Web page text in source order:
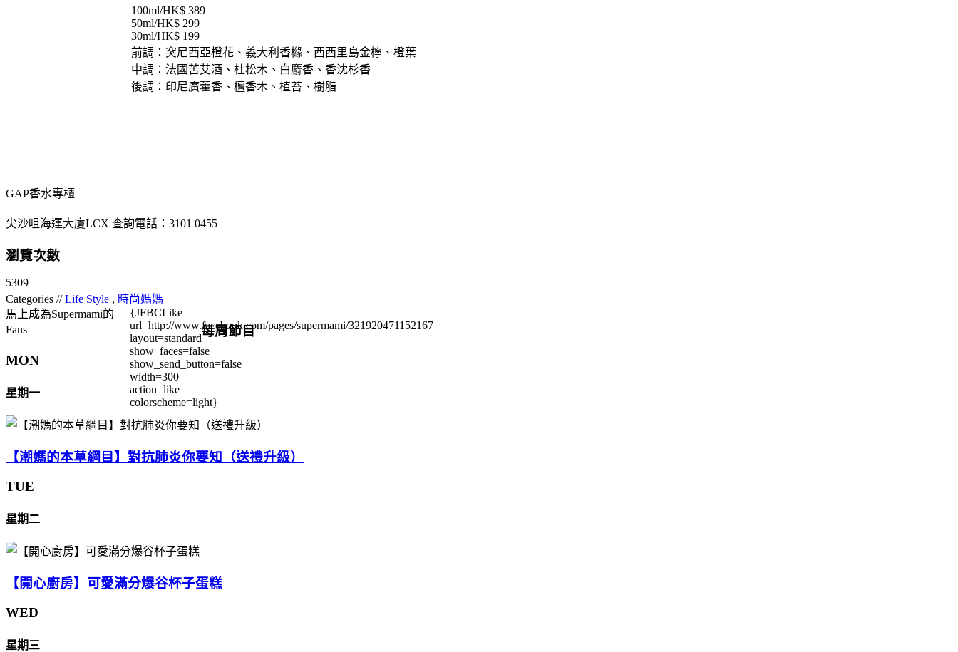
100ml/HK$ 389
50ml/HK$ 299
30ml/HK$ 199
前調：突尼西亞橙花、義大利香櫞、西西里島金檸、橙葉
中調：法國苦艾酒、杜松木、白麝香、香沈杉香
後調：印尼廣藿香、檀香木、植苔、樹脂
GAP香水專櫃
尖沙咀海運大廈LCX 查詢電話：3101 0455
瀏覽次數
5309
Categories //Life Style , 時尚媽媽
馬上成為Supermami的
Fans
{JFBCLike
url=http://www.facebook.com/pages/supermami/321920471152167
layout=standard
show_faces=false
show_send_button=false
width=300
action=like
colorscheme=light}
每周節目
MON
星期一
【潮媽的本草綱目】對抗肺炎你要知（送禮升級）
TUE
星期二
【開心廚房】可愛滿分爆谷杯子蛋糕
WED
星期三